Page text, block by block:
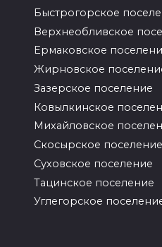
Быстрогорское
Верхнеобливское
Ермаковское
Жирновское
Зазерское поселение
Ковылкинское
Михайловское
Скосырское поселение
Суховское поселение
Тацинское поселение
Углегорское